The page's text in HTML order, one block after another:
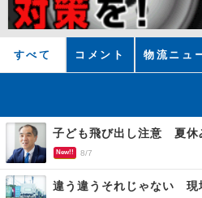
すべて コメント 物流ニュ
子ども飛び出し注意 夏休
New!! 8/7